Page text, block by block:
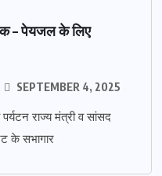
– पेयजल के लिए
SEPTEMBER 4, 2025
पर्यटन राज्य मंत्री व सांसद
के सभागार